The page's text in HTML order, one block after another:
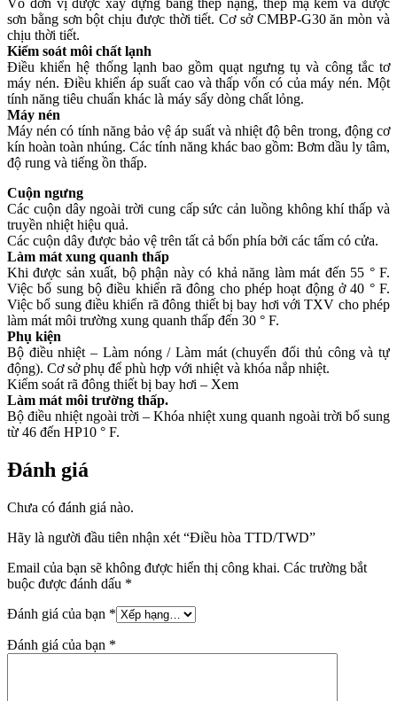
sơn bằng sơn bột chịu được thời tiết. Cơ sở CMBP-G30 ăn mòn và
chịu thời tiết.
Kiểm soát môi chất lạnh
Điều khiển hệ thống lạnh bao gồm quạt ngưng tụ và công tắc tơ
máy nén. Điều khiển áp suất cao và thấp vốn có của máy nén. Một
tính năng tiêu chuẩn khác là máy sấy dòng chất lỏng.
Máy nén
Máy nén có tính năng bảo vệ áp suất và nhiệt độ bên trong, động cơ
kín hoàn toàn nhúng. Các tính năng khác bao gồm: Bơm dầu ly tâm,
độ rung và tiếng ồn thấp.
Cuộn ngưng
Các cuộn dây ngoài trời cung cấp sức cản luồng không khí thấp và
truyền nhiệt hiệu quả.
Các cuộn dây được bảo vệ trên tất cả bốn phía bởi các tấm có cửa.
Làm mát xung quanh thấp
Khi được sản xuất, bộ phận này có khả năng làm mát đến 55 ° F.
Việc bổ sung bộ điều khiển rã đông cho phép hoạt động ở 40 ° F.
Việc bổ sung điều khiển rã đông thiết bị bay hơi với TXV cho phép
làm mát môi trường xung quanh thấp đến 30 ° F.
Phụ kiện
Bộ điều nhiệt – Làm nóng / Làm mát (chuyển đổi thủ công và tự
động). Cơ sở phụ để phù hợp với nhiệt và khóa nắp nhiệt.
Kiểm soát rã đông thiết bị bay hơi – Xem
Làm mát môi trường thấp.
Bộ điều nhiệt ngoài trời – Khóa nhiệt xung quanh ngoài trời bổ sung
từ 46 đến HP10 ° F.
Đánh giá
Chưa có đánh giá nào.
Hãy là người đầu tiên nhận xét “Điều hòa TTD/TWD”
Email của bạn sẽ không được hiển thị công khai. Các trường bắt
buộc được đánh dấu *
Đánh giá của bạn *
Đánh giá của bạn *